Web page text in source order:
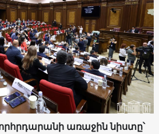
առաջին նիստը՝